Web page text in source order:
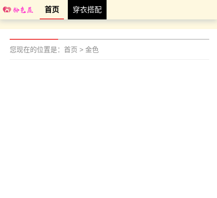
首页 穿衣搭配
您现在的位置是： 首页 > 金色